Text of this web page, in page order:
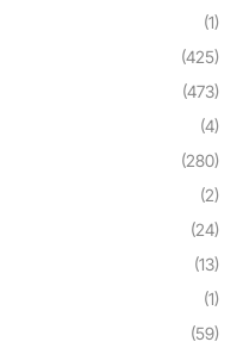
(1)
(425)
(473)
(4)
(280)
(2)
(24)
(13)
(1)
(59)